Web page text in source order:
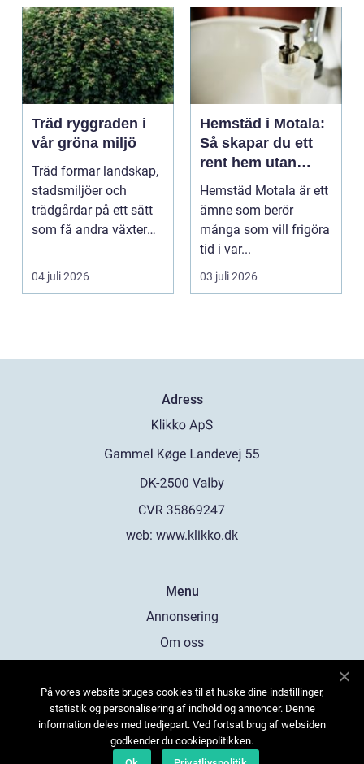
Träd ryggraden i
vår gröna miljö
Träd formar landskap,
stadsmiljöer och
trädgårdar på ett sätt
som få andra växter
04 juli 2026
Hemstäd i Motala:
Så skapar du ett
rent hem utan
stress
Hemstäd Motala är ett
ämne som berör
många som vill frigöra
tid i var...
03 juli 2026
Adress
web: www.klikko.dk
Menu
Annonsering
Om oss
Kontakta oss
Sitemap
På vores website bruges cookies til at huske dine indstillinger,
statistik og personalisering af indhold og annoncer. Denne
information deles med tredjepart. Ved fortsat brug af websiden
godkender du cookiepolitikken.